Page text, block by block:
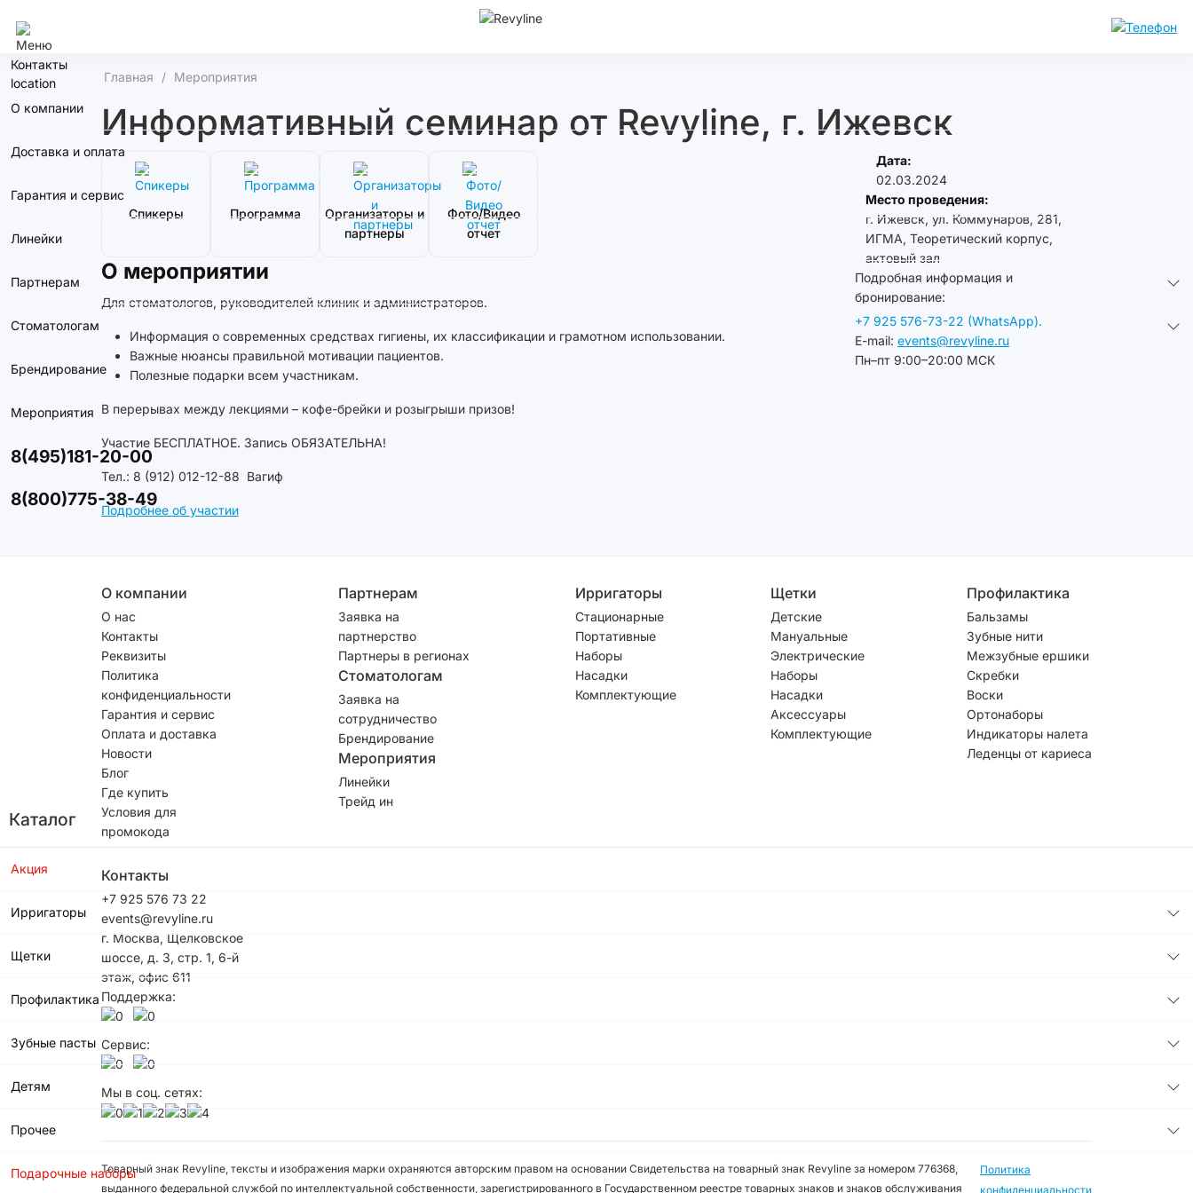
Контакты
О компании
Доставка и оплата
Гарантия и сервис
Линейки
Партнерам
Стоматологам
Брендирование
Мероприятия
8(495)181-20-00
8(800)775-38-49
Каталог
Акция
Ирригаторы
Щетки
Профилактика
Зубные пасты
Детям
Прочее
Подарочные наборы
Главная Мероприятия
Информативный семинар от Revyline, г. Ижевск
Спикеры Программа
Организаторы и
партнеры
Фото/Видео
отчет
О мероприятии
Для стоматологов, руководителей клиник и администраторов.
Информация о современных средствах гигиены, их классификации и грамотном использовании.
Важные нюансы правильной мотивации пациентов.
Полезные подарки всем участникам.
В перерывах между лекциями – кофе-брейки и розыгрыши призов!
Участие БЕСПЛАТНОЕ. Запись ОБЯЗАТЕЛЬНА!
Тел.: 8 (912) 012-12-88 Вагиф
Подробнее об участии
Дата:
02.03.2024
Место проведения:
г. Ижевск, ул. Коммунаров, 281,
ИГМА, Теоретический корпус,
актовый зал
Подробная информация и
бронирование:
+7 925 576-73-22 (WhatsApp).
E-mail: events@revyline.ru
Пн–пт 9:00–20:00 МСК
О компании
О нас
Контакты
Реквизиты
Политика
конфиденциальности
Гарантия и сервис
Оплата и доставка
Новости
Блог
Где купить
Условия для
промокода
Партнерам
Заявка на
партнерство
Партнеры в регионах
Стоматологам
Заявка на
сотрудничество
Брендирование
Мероприятия
Линейки
Трейд ин
Ирригаторы
Стационарные
Портативные
Наборы
Насадки
Комплектующие
Щетки
Детские
Мануальные
Электрические
Наборы
Насадки
Аксессуары
Комплектующие
Профилактика
Бальзамы
Зубные нити
Межзубные ершики
Скребки
Воски
Ортонаборы
Индикаторы налета
Леденцы от кариеса
Контакты
+7 925 576 73 22
events@revyline.ru
г. Москва, Щелковское
шоссе, д. 3, стр. 1, 6-й
этаж, офис 611
Поддержка:
Сервис:
Мы в соц. сетях:
Товарный знак Revyline, тексты и изображения марки охраняются авторским правом на основании Свидетельства на товарный знак Revyline за номером 776368,
выданного федеральной службой по интеллектуальной собственности, зарегистрированного в Государственном реестре товарных знаков и знаков обслуживания
Политика
конфиденциальности